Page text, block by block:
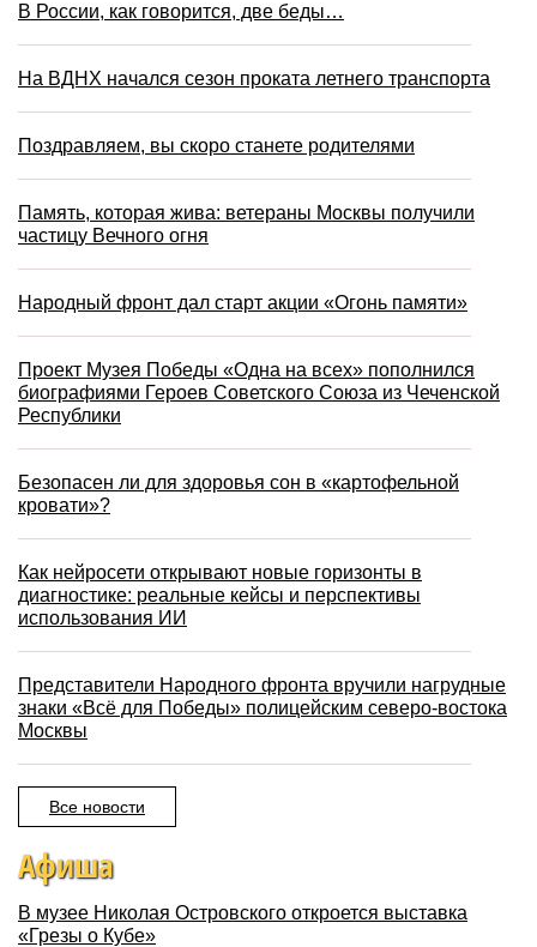
В России, как говорится, две беды…
На ВДНХ начался сезон проката летнего транспорта
Поздравляем, вы скоро станете родителями
Память, которая жива: ветераны Москвы получили
частицу Вечного огня
Народный фронт дал старт акции «Огонь памяти»
Проект Музея Победы «Одна на всех» пополнился
биографиями Героев Советского Союза из Чеченской
Республики
Безопасен ли для здоровья сон в «картофельной
кровати»?
Как нейросети открывают новые горизонты в
диагностике: реальные кейсы и перспективы
использования ИИ
Представители Народного фронта вручили нагрудные
знаки «Всё для Победы» полицейским северо-востока
Москвы
Все новости
Афиша
В музее Николая Островского откроется выставка
«Грезы о Кубе»